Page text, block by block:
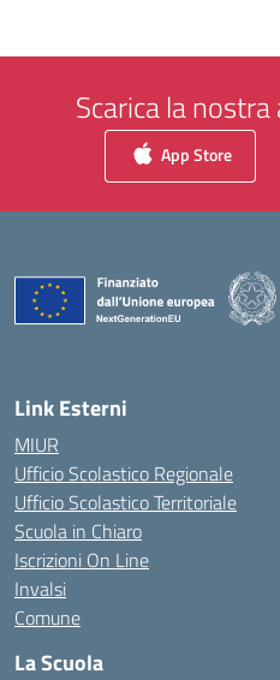
Scarica la
App Store
Link Esterni
MIUR
Ufficio Scolastico Regionale
Ufficio Scolastico Territoriale
Scuola in Chiaro
Iscrizioni On Line
Invalsi
Comune
La Scuola